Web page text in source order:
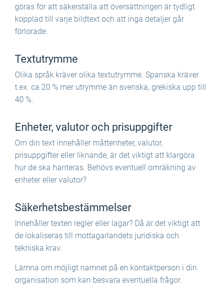
göras för att säkerställa att översättningen är tydligt
kopplad till varje bildtext och att inga detaljer går
förlorade.
Textutrymme
Olika språk kräver olika textutrymme. Spanska kräver
t.ex. ca 20 % mer utrymme än svenska, grekiska upp till
40 %.
Enheter, valutor och prisuppgifter
Om din text innehåller måttenheter, valutor,
prisuppgifter eller liknande, är det viktigt att klargöra
hur de ska hanteras. Behövs eventuell omräkning av
enheter eller valutor?
Säkerhetsbestämmelser
Innehåller texten regler eller lagar? Då är det viktigt att
de lokaliseras till mottagarlandets juridiska och
tekniska krav.
Lämna om möjligt namnet på en kontaktperson i din
organisation som kan besvara eventuella frågor.